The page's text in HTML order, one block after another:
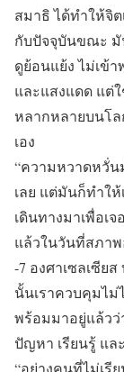
สมาธิ ได้ทำให้จิ
กับปัจจุบันขณะ มั
ดูย้อนแย้ง ไม่เข้
และแสงแดด แต่
หลากหลายบนโล
เอง
“ความหวาดหวั่น
เลย แต่มันก็ทำใ
เดินทางมาเพื่อเ
แล้วในวันที่สภาพ
-7 องศาเซลเซีย
นั้นเราควบคุมไม่
พร้อมมาอยู่แล้วว่
ปัญหา เรียนรู้ แ
“อย่างคนที่ไม่เรี